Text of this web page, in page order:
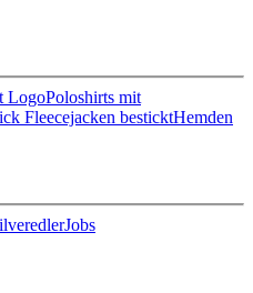
LogoPoloshirts mit
Fleecejacken besticktHemden
Jobs